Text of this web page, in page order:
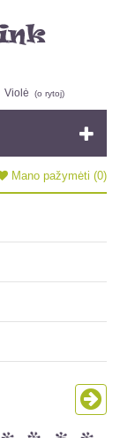
Violė (o rytoj)
Mano pažymėti (0)